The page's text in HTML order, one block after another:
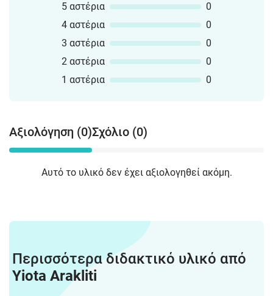
5 αστέρια
0
4 αστέρια
0
3 αστέρια
0
2 αστέρια
0
1 αστέρια
0
Αξιολόγηση (0)Σχόλιο (0)
Αυτό το υλικό δεν έχει αξιολογηθεί ακόμη.
Περισσότερα διδακτικό υλικό από
Yiota Arakliti